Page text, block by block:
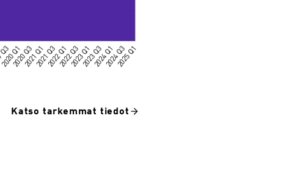
Katso tarkemmat tiedot